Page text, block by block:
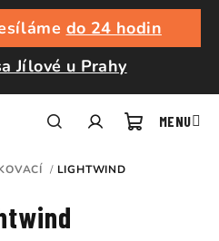
do 24 hodin
Jílové u Prahy
/ LIGHTWIND
Ř